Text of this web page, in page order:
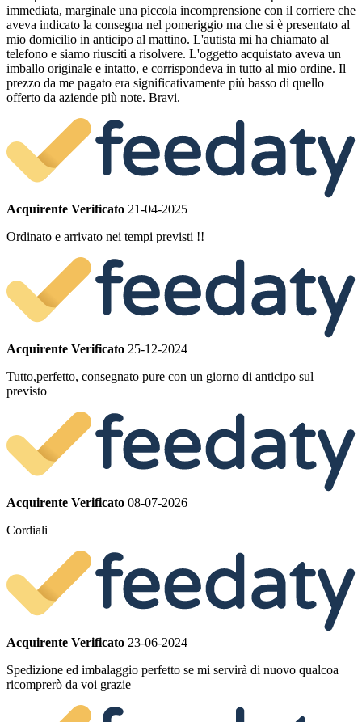
immediata, marginale una piccola incomprensione con il corriere che
aveva indicato la consegna nel pomeriggio ma che si è presentato al
mio domicilio in anticipo al mattino. L'autista mi ha chiamato al
telefono e siamo riusciti a risolvere. L'oggetto acquistato aveva un
imballo originale e intatto, e corrispondeva in tutto al mio ordine. Il
prezzo da me pagato era significativamente più basso di quello
offerto da aziende più note. Bravi.
Acquirente Verificato 21-04-2025
Ordinato e arrivato nei tempi previsti !!
Acquirente Verificato 25-12-2024
Tutto,perfetto, consegnato pure con un giorno di anticipo sul
previsto
Acquirente Verificato 08-07-2026
Cordiali
Acquirente Verificato 23-06-2024
Spedizione ed imbalaggio perfetto se mi servirà di nuovo qualcoa
ricomprerò da voi grazie